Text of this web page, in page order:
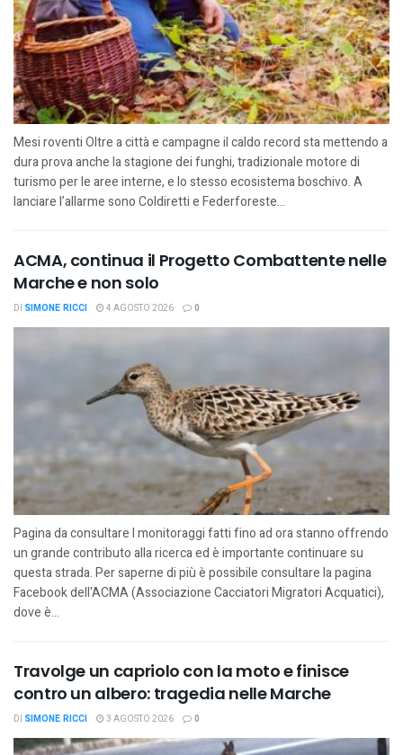
Mesi roventi Oltre a città e campagne il caldo record sta mettendo a
dura prova anche la stagione dei funghi, tradizionale motore di
turismo per le aree interne, e lo stesso ecosistema boschivo. A
lanciare l’allarme sono Coldiretti e Federforeste...
ACMA, continua il Progetto Combattente nelle
Marche e non solo
DI SIMONE RICCI 4 AGOSTO 2026 0
Pagina da consultare I monitoraggi fatti fino ad ora stanno offrendo
un grande contributo alla ricerca ed è importante continuare su
questa strada. Per saperne di più è possibile consultare la pagina
Facebook dell'ACMA (Associazione Cacciatori Migratori Acquatici),
dove è...
Travolge un capriolo con la moto e finisce
contro un albero: tragedia nelle Marche
DI SIMONE RICCI 3 AGOSTO 2026 0